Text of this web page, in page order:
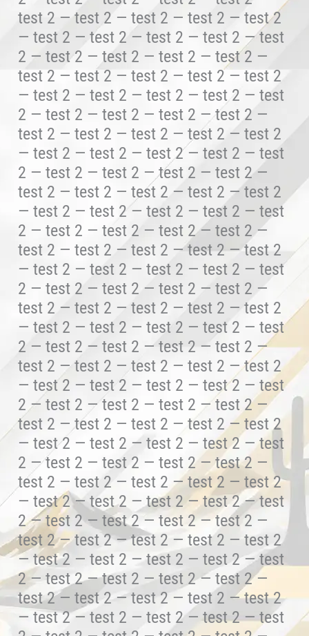
test 2 — test 2 — test 2 — test 2 — test 2
— test 2 — test 2 — test 2 — test 2 — test
2 — test 2 — test 2 — test 2 — test 2 —
test 2 — test 2 — test 2 — test 2 — test 2
— test 2 — test 2 — test 2 — test 2 — test
2 — test 2 — test 2 — test 2 — test 2 —
test 2 — test 2 — test 2 — test 2 — test 2
— test 2 — test 2 — test 2 — test 2 — test
2 — test 2 — test 2 — test 2 — test 2 —
test 2 — test 2 — test 2 — test 2 — test 2
— test 2 — test 2 — test 2 — test 2 — test
2 — test 2 — test 2 — test 2 — test 2 —
test 2 — test 2 — test 2 — test 2 — test 2
— test 2 — test 2 — test 2 — test 2 — test
2 — test 2 — test 2 — test 2 — test 2 —
test 2 — test 2 — test 2 — test 2 — test 2
— test 2 — test 2 — test 2 — test 2 — test
2 — test 2 — test 2 — test 2 — test 2 —
test 2 — test 2 — test 2 — test 2 — test 2
— test 2 — test 2 — test 2 — test 2 — test
2 — test 2 — test 2 — test 2 — test 2 —
test 2 — test 2 — test 2 — test 2 — test 2
— test 2 — test 2 — test 2 — test 2 — test
2 — test 2 — test 2 — test 2 — test 2 —
test 2 — test 2 — test 2 — test 2 — test 2
— test 2 — test 2 — test 2 — test 2 — test
2 — test 2 — test 2 — test 2 — test 2 —
test 2 — test 2 — test 2 — test 2 — test 2
— test 2 — test 2 — test 2 — test 2 — test
2 — test 2 — test 2 — test 2 — test 2 —
test 2 — test 2 — test 2 — test 2 — test 2
— test 2 — test 2 — test 2 — test 2 — test